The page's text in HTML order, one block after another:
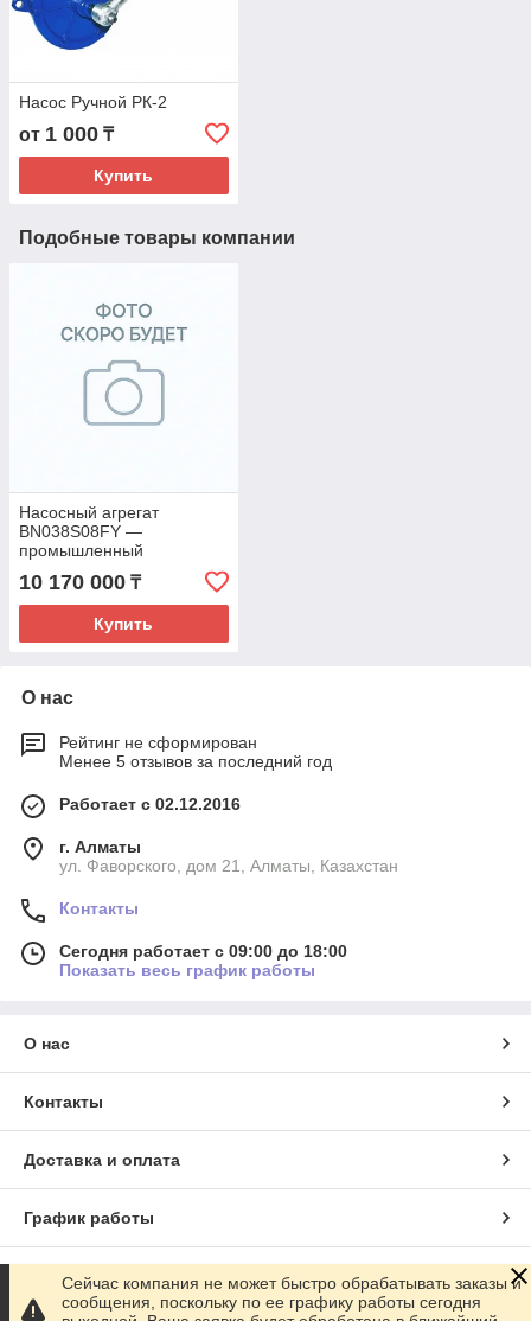
Насос Ручной РК-2
от 1 000 ₸
Купить
Подобные товары компании
Насосный агрегат
BN038S08FY —
промышленный
центробежный насос для
воды
10 170 000 ₸
Купить
О нас
Рейтинг не сформирован
Менее 5 отзывов за последний год
Работает с 02.12.2016
г. Алматы
ул. Фаворского, дом 21, Алматы, Казахстан
Контакты
Сегодня работает с 09:00 до 18:00
Показать весь график работы
О нас
Контакты
Доставка и оплата
График работы
Полная версия сайта
Сейчас компания не может быстро обрабатывать заказы и
сообщения, поскольку по ее графику работы сегодня